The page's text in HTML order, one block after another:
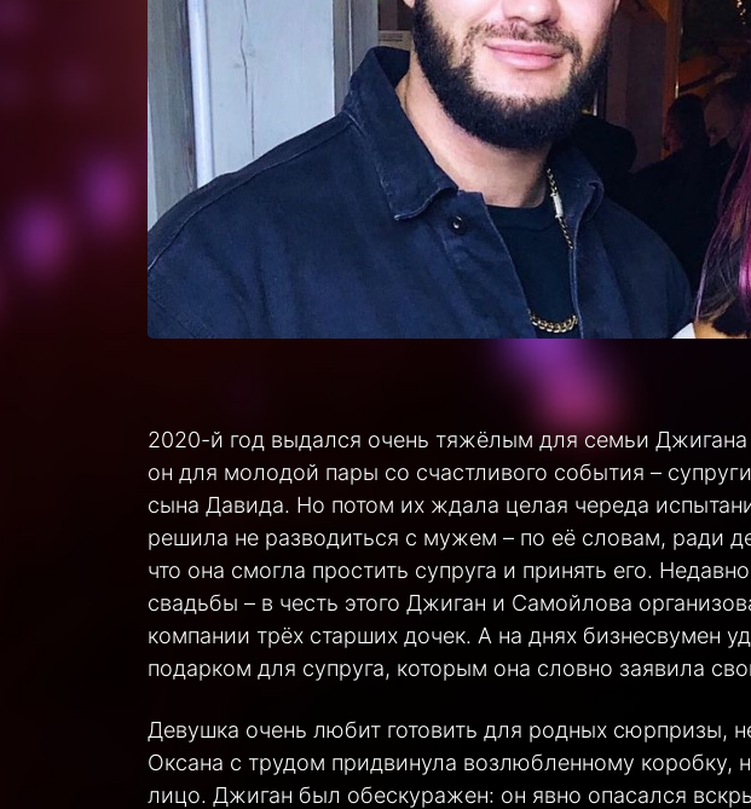
2020-й год выдался очень тяжёлым для семьи
он для молодой пары со счастливого события –
сына Давида. Но потом их ждала целая череда
решила не разводиться с мужем – по её словам, ради
что она смогла простить супруга и принять его.
свадьбы – в честь этого Джиган и Самойлова
компании трёх старших дочек. А на днях бизнесвумен
подарком для супруга, которым она словно заявила
Девушка очень любит готовить для родных сюрпризы,
Оксана с трудом придвинула возлюбленному коробку,
лицо. Джиган был обескуражен: он явно опасался